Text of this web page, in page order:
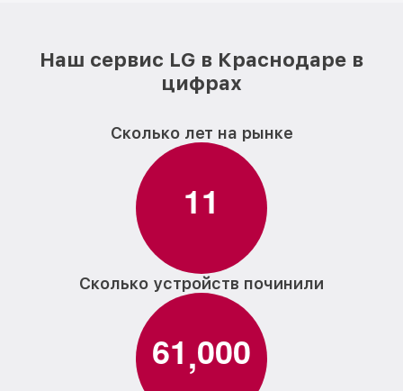
Наш сервис LG в Краснодаре в
цифрах
Сколько лет на рынке
11
Сколько устройств починили
61,000